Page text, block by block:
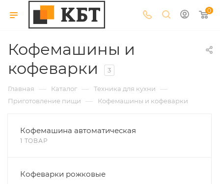
0
Кофемашины и
кофеварки
3
Главная — Каталог — Техника для кухни —
Приготовление пищи — Кофемашины и кофеварки
Кофемашина автоматическая
1 ТОВАР
Кофеварки рожковые